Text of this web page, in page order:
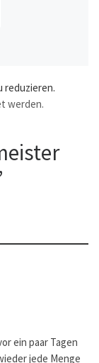
reduzieren.
werden.
ein paar Tagen
jede Menge